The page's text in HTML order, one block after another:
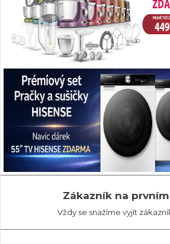
Zákazník na
Vždy se snažíme vyjít